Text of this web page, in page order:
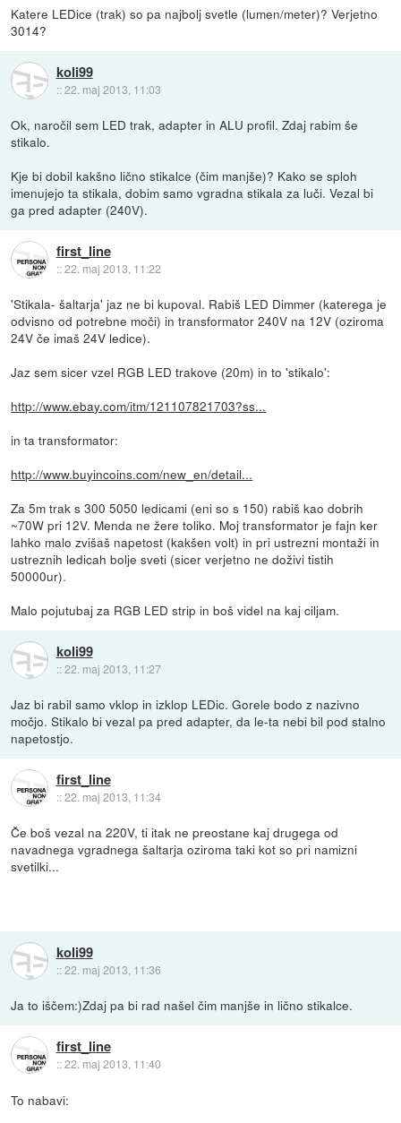
Katere LEDice (trak) so pa najbolj svetle (lumen/meter)? Verjetno
3014?
koli99
::22. maj 2013, 11:03
Ok, naročil sem LED trak, adapter in ALU profil. Zdaj rabim še
stikalo.
Kje bi dobil kakšno lično stikalce (čim manjše)? Kako se sploh
imenujejo ta stikala, dobim samo vgradna stikala za luči. Vezal bi
ga pred adapter (240V).
first_line
::22. maj 2013, 11:22
'Stikala- šaltarja' jaz ne bi kupoval. Rabiš LED Dimmer (katerega je
odvisno od potrebne moči) in transformator 240V na 12V (oziroma
24V če imaš 24V ledice).
Jaz sem sicer vzel RGB LED trakove (20m) in to 'stikalo':
http://www.ebay.com/itm/121107821703?ss...
in ta transformator:
http://www.buyincoins.com/new_en/detail...
Za 5m trak s 300 5050 ledicami (eni so s 150) rabiš kao dobrih
~70W pri 12V. Menda ne žere toliko. Moj transformator je fajn ker
lahko malo zvišaš napetost (kakšen volt) in pri ustrezni montaži in
ustreznih ledicah bolje sveti (sicer verjetno ne doživi tistih
50000ur).
Malo pojutubaj za RGB LED strip in boš videl na kaj ciljam.
koli99
::22. maj 2013, 11:27
Jaz bi rabil samo vklop in izklop LEDic. Gorele bodo z nazivno
močjo. Stikalo bi vezal pa pred adapter, da le-ta nebi bil pod stalno
napetostjo.
first_line
::22. maj 2013, 11:34
Če boš vezal na 220V, ti itak ne preostane kaj drugega od
navadnega vgradnega šaltarja oziroma taki kot so pri namizni
svetilki...
koli99
::22. maj 2013, 11:36
Ja to iščem:)Zdaj pa bi rad našel čim manjše in lično stikalce.
first_line
::22. maj 2013, 11:40
To nabavi: